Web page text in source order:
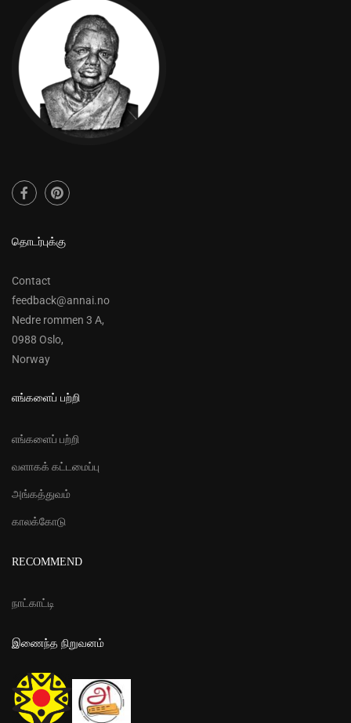
தொடர்புக்கு
Contact
feedback@annai.no
Nedre rommen 3 A,
0988 Oslo,
Norway
எங்களைப் பற்றி
எங்களைப் பற்றி
வளாகக் கட்டமைப்பு
அங்கத்துவம்
காலக்கோடு
RECOMMEND
நாட்காட்டி
இணைந்த நிறுவனம்